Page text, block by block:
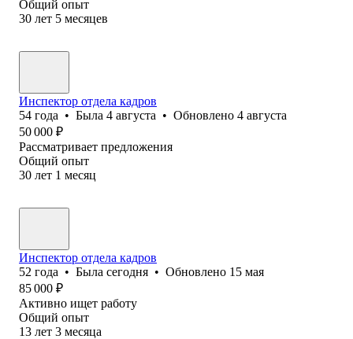
Общий опыт
30 лет 5 месяцев
Инспектор отдела кадров
54 года • Была 4 августа • Обновлено 4 августа
50 000 ₽
Рассматривает предложения
Общий опыт
30 лет 1 месяц
Инспектор отдела кадров
52 года • Была сегодня • Обновлено 15 мая
85 000 ₽
Активно ищет работу
Общий опыт
13 лет 3 месяца